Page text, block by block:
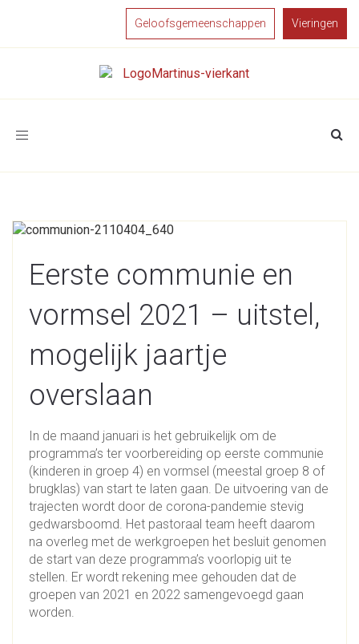
Geloofsgemeenschappen Vieringen
Toggle
Eerste communie en
vormsel 2021 – uitstel,
mogelijk jaartje
overslaan
In de maand januari is het gebruikelijk om de
programma’s ter voorbereiding op eerste communie
(kinderen in groep 4) en vormsel (meestal groep 8 of
brugklas) van start te laten gaan. De uitvoering van de
trajecten wordt door de corona-pandemie stevig
gedwarsboomd. Het pastoraal team heeft daarom
na overleg met de werkgroepen het besluit genomen
de start van deze programma’s voorlopig uit te
stellen. Er wordt rekening mee gehouden dat de
groepen van 2021 en 2022 samengevoegd gaan
worden.